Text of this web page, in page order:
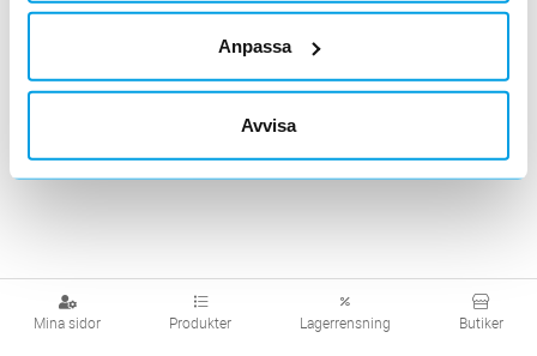
Anpassa
Avvisa
Mina sidor Produkter Lagerrensning Butiker